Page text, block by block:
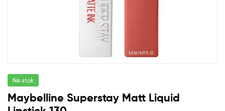
Në stok
Maybelline Superstay Matt Liquid